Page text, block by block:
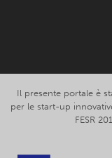
Il presente portale è
per le start-up
FESR